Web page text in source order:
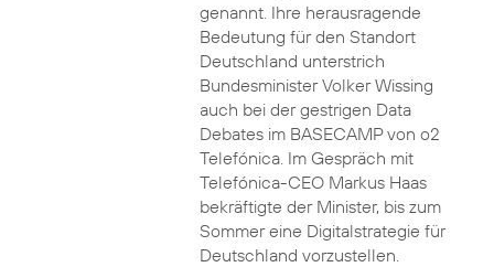
genannt. Ihre herausragende
Bedeutung für den Standort
Deutschland unterstrich
Bundesminister Volker Wissing
auch bei der gestrigen Data
Debates im BASECAMP von o2
Telefónica. Im Gespräch mit
Telefónica-CEO Markus Haas
bekräftigte der Minister, bis zum
Sommer eine Digitalstrategie für
Deutschland vorzustellen.